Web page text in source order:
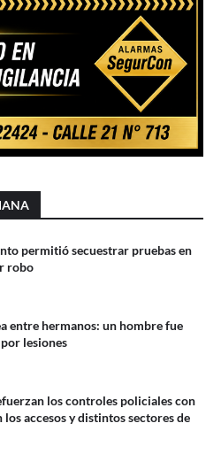
permitió secuestrar pruebas en
robo
entre hermanos: un hombre fue
lesiones
los controles policiales con
los accesos y distintos sectores de